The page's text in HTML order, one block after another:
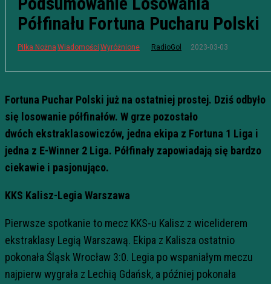
Półfinału Fortuna Pucharu Polski
Piłka Nożna Wiadomości Wyróżnione RadioGol 2023-03-03
Fortuna Puchar Polski już na ostatniej prostej. Dziś odbyło
się losowanie półfinałów. W grze pozostało
dwóch ekstraklasowiczów, jedna ekipa z Fortuna 1 Liga i
jedna z E-Winner 2 Liga. Półfinały zapowiadają się bardzo
ciekawie i pasjonująco.
KKS Kalisz-Legia Warszawa
Pierwsze spotkanie to mecz KKS-u Kalisz z wiceliderem
ekstraklasy Legią Warszawą. Ekipa z Kalisza ostatnio
pokonała Śląsk Wrocław 3:0. Legia po wspaniałym meczu
najpierw wygrała z Lechią Gdańsk, a później pokonała